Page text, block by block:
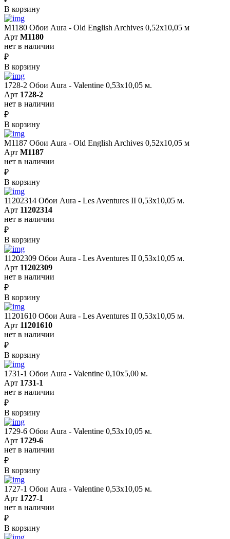
В корзину
M1180 Обои Aura - Old English Archives 0,52x10,05 м
Арт M1180
нет в наличии
₽
В корзину
1728-2 Обои Aura - Valentine 0,53х10,05 м.
Арт 1728-2
нет в наличии
₽
В корзину
M1187 Обои Aura - Old English Archives 0,52x10,05 м
Арт M1187
нет в наличии
₽
В корзину
11202314 Обои Aura - Les Aventures II 0,53х10,05 м.
Арт 11202314
нет в наличии
₽
В корзину
11202309 Обои Aura - Les Aventures II 0,53х10,05 м.
Арт 11202309
нет в наличии
₽
В корзину
11201610 Обои Aura - Les Aventures II 0,53х10,05 м.
Арт 11201610
нет в наличии
₽
В корзину
1731-1 Обои Aura - Valentine 0,10х5,00 м.
Арт 1731-1
нет в наличии
₽
В корзину
1729-6 Обои Aura - Valentine 0,53х10,05 м.
Арт 1729-6
нет в наличии
₽
В корзину
1727-1 Обои Aura - Valentine 0,53х10,05 м.
Арт 1727-1
нет в наличии
₽
В корзину